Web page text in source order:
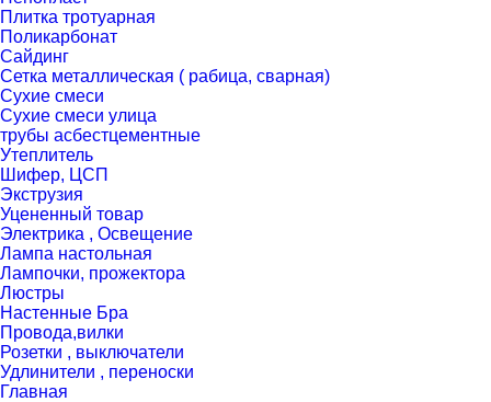
Плитка тротуарная
Поликарбонат
Сайдинг
Сетка металлическая ( рабица, сварная)
Сухие смеси
Сухие смеси улица
трубы асбестцементные
Утеплитель
Шифер, ЦСП
Экструзия
Уцененный товар
Электрика , Освещение
Лампа настольная
Лампочки, прожектора
Люстры
Настенные Бра
Провода,вилки
Розетки , выключатели
Удлинители , переноски
Главная